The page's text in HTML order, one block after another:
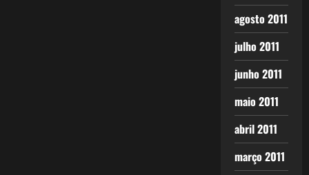
agosto 2011
julho 2011
junho 2011
maio 2011
abril 2011
março 2011